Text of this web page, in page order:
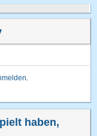
.
haben,